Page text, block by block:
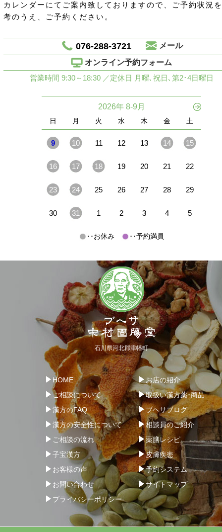
カレンダーにてご案内致しておりますので、ご予約状況
考のうえ、ご予約ください。
076-288-3721
メール
オンライン予約フォーム
営業時間 9:30～18:30 ／定休日 月曜､祝日､第2･4日曜日
2026年 8-9月
日 月 火 水 木 金 土
9 10 11 12 13 14 15
16 17 18 19 20 21 22
23 24 25 26 27 28 29
30 31 1 2 3 4 5
･･お休み ･･予約満員
石川県河北郡津幡町
HOME
お店の紹介
ご相談について
取扱い漢方薬･商品
漢方のFAQ
ブヘサブログ
漢方の安全性について
相談員のご紹介
ご相談の流れ
薬膳レシピ
子宝漢方
皮膚疾患
お客様の声
予約システム
お問い合わせ
サイトマップ
プライバシーポリシー